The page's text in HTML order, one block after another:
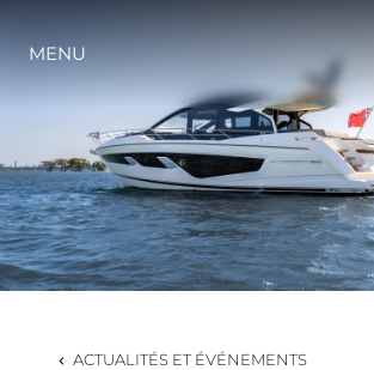
STYLE DE VIE
L'INNOVATION
LA SOCIÉTÉ
MENU
ACTUALITÉS ET ÉVÉNEMENTS